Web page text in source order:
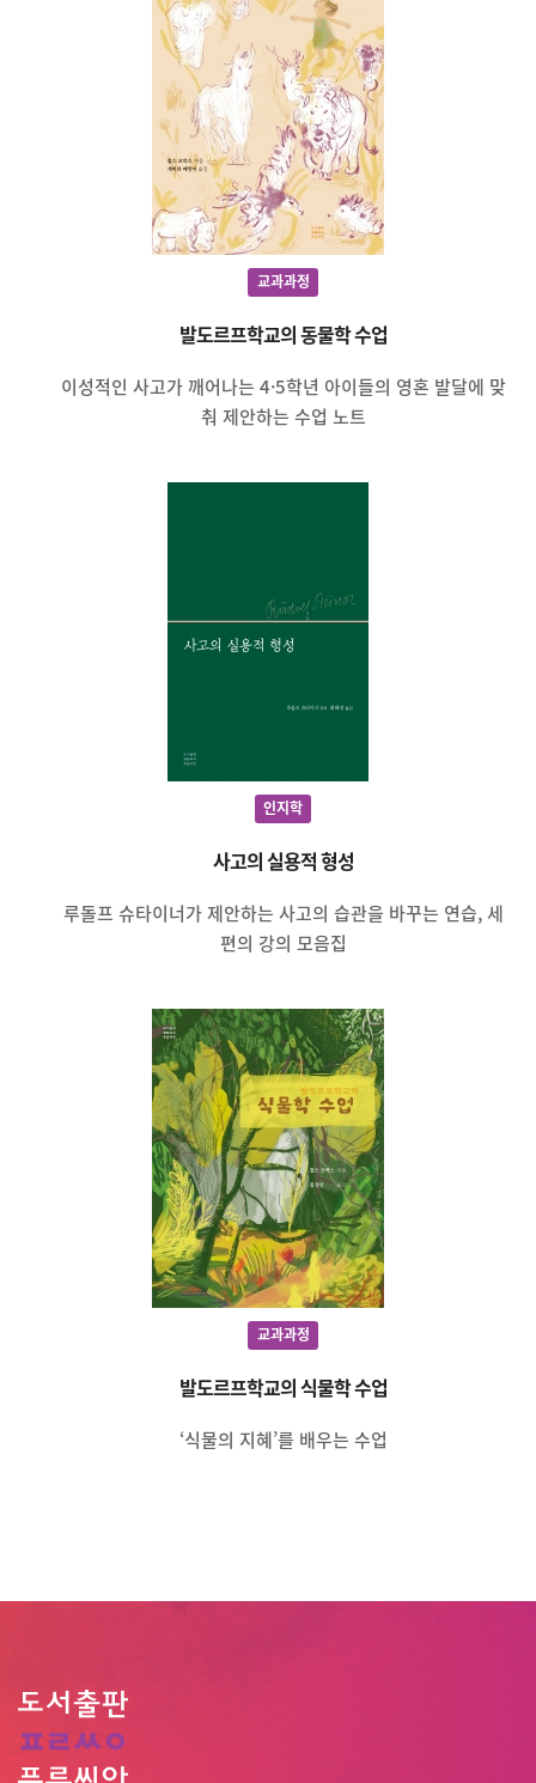
교과과정
발도르프학교의 동물학 수업
이성적인 사고가 깨어나는 4·5학년 아이들의 영혼 발달에 맞
춰 제안하는 수업 노트
인지학
사고의 실용적 형성
루돌프 슈타이너가 제안하는 사고의 습관을 바꾸는 연습, 세
편의 강의 모음집
교과과정
발도르프학교의 식물학 수업
‘식물의 지혜’를 배우는 수업